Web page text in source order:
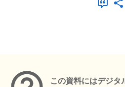
この資料にはデジタ